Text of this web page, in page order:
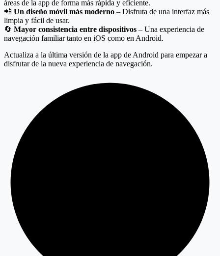
áreas de la app de forma más rápida y eficiente.
📲 Un diseño móvil más moderno – Disfruta de una interfaz más
limpia y fácil de usar.
🔄 Mayor consistencia entre dispositivos – Una experiencia de
navegación familiar tanto en iOS como en Android.
Actualiza a la última versión de la app de Android para empezar a
disfrutar de la nueva experiencia de navegación.